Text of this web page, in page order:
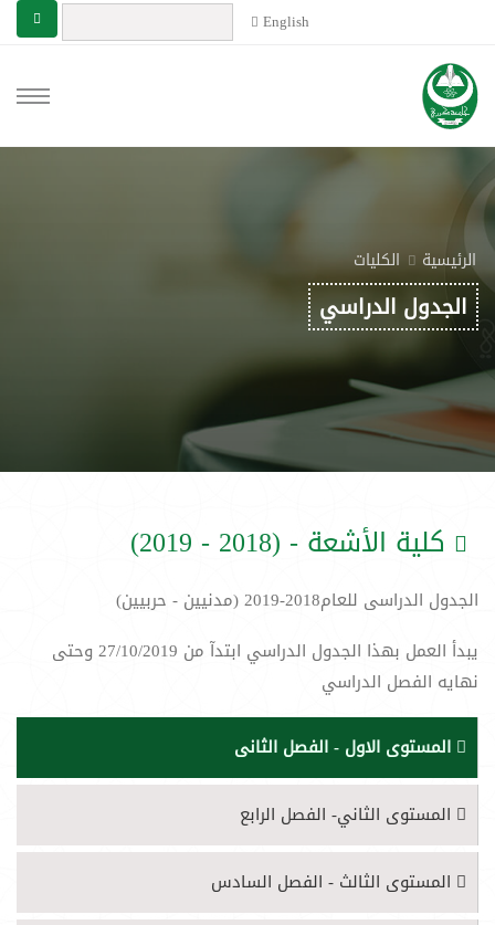
English
الرئيسية الكليات
الجدول الدراسي
كلية الأشعة - (2018 - 2019)
الجدول الدراسى للعام2018-2019 (مدنيين - حربيين)
يبدأ العمل بهذا الجدول الدراسي ابتدآ من 27/10/2019 وحتى
نهايه الفصل الدراسي
المستوى الاول - الفصل الثانى
المستوى الثاني- الفصل الرابع
المستوى الثالث - الفصل السادس